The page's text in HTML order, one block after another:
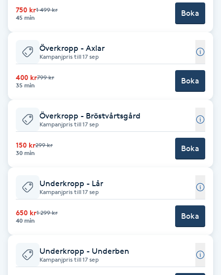
Extensions
Extensions borttagning
Face framing
Fettreducering
Fibromassage
750 kr1 499 kr
45 min
Boka
Överkropp - Axlar
Kampanjpris till 17 sep
400 kr799 kr
35 min
Boka
Överkropp - Bröstvårtsgård
Kampanjpris till 17 sep
150 kr299 kr
30 min
Boka
Underkropp - Lår
Kampanjpris till 17 sep
650 kr1 299 kr
40 min
Boka
Underkropp - Underben
Kampanjpris till 17 sep